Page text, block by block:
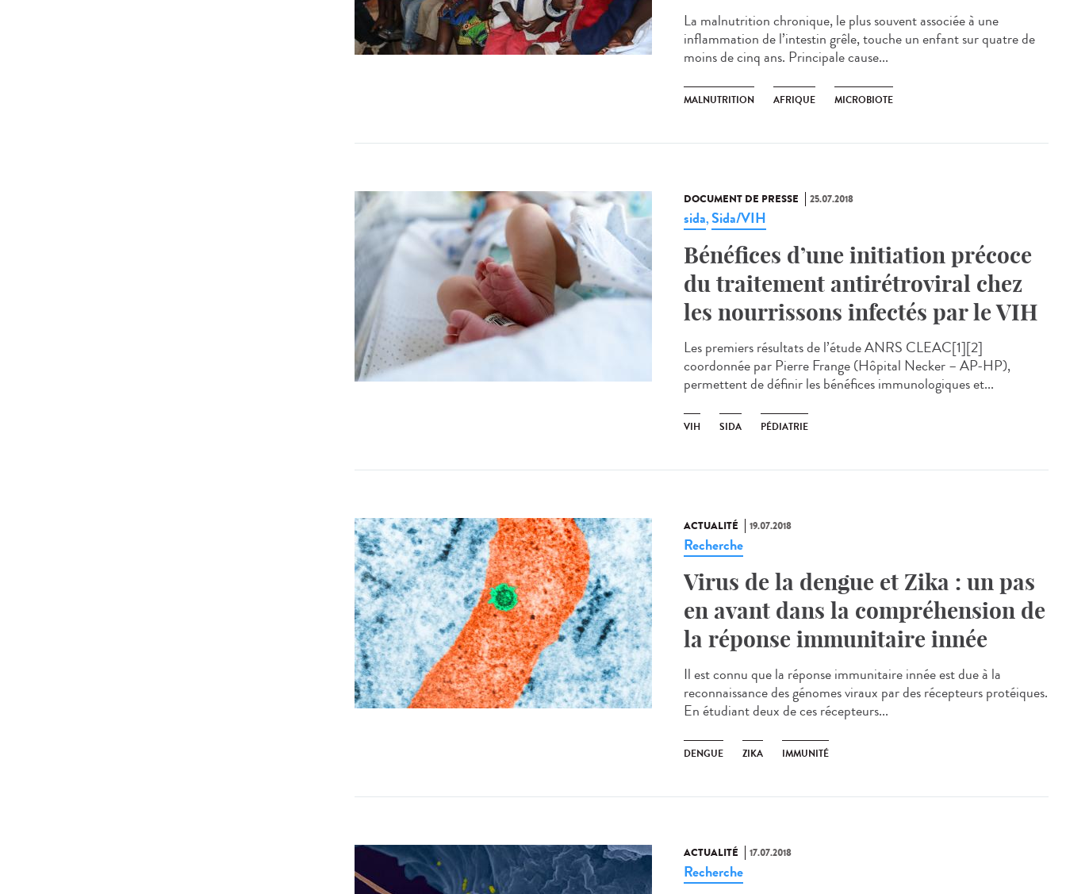
La malnutrition chronique, le plus souvent associée à une
inflammation de l’intestin grêle, touche un enfant sur quatre de
moins de cinq ans. Principale cause...
MALNUTRITION AFRIQUE MICROBIOTE
DOCUMENT DE PRESSE 25.07.2018
sida,Sida/VIH
Bénéfices d’une initiation précoce
du traitement antirétroviral chez
les nourrissons infectés par le VIH
Les premiers résultats de l’étude ANRS CLEAC[1][2]
coordonnée par Pierre Frange (Hôpital Necker – AP-HP),
permettent de définir les bénéfices immunologiques et...
VIH SIDA PÉDIATRIE
ACTUALITÉ 19.07.2018
Recherche
Virus de la dengue et Zika : un pas
en avant dans la compréhension de
la réponse immunitaire innée
Il est connu que la réponse immunitaire innée est due à la
reconnaissance des génomes viraux par des récepteurs protéiques.
En étudiant deux de ces récepteurs...
DENGUE ZIKA IMMUNITÉ
ACTUALITÉ 17.07.2018
Recherche